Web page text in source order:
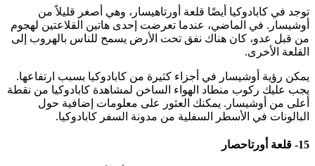
توجد في كابادوكيا أيضًا قلعة أورتاهيسار، وهي أصغر قليلاً من
أوشيسار. في الماضي، عندما تعرضت إحدى هاتين القلاعتين لهجوم
من قبل عدو، كان هناك نفق تحت الأرض يسمح للناس بالهروب إلى
القلعة الأخرى.
يمكن رؤية أوشيسار في أجزاء كثيرة من كابادوكيا بسبب ارتفاعها.
يجب عليك ركوب منطاد الهواء الساخن لمشاهدة كابادوكيا من نقطة
أعلى من أوشيسار. يمكنك العثور على معلومات إضافية حول
البالونات في الأسطر السفلية من مدونة السفر كابادوكيا.
15- قلعة أورتاحصار